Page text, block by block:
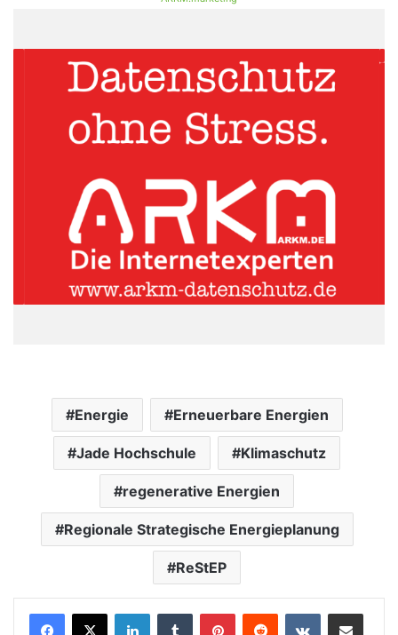
Energie Erneuerbare Energien
Jade Hochschule Klimaschutz
regenerative Energien
Regionale Strategische Energieplanung
ReStEP